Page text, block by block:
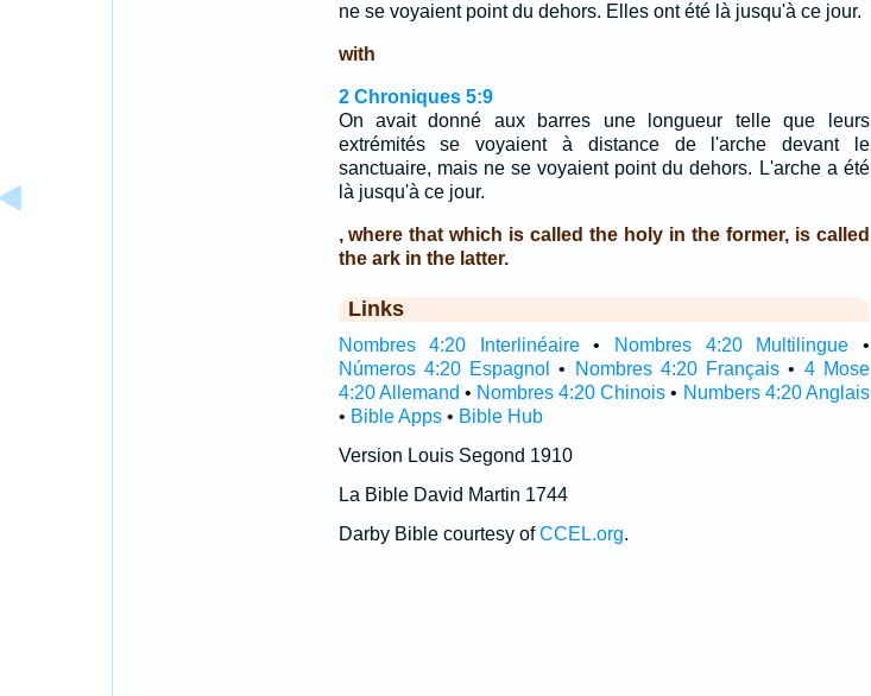
ne se voyaient point du dehors. Elles ont été là jusqu'à ce jour.
with
2 Chroniques 5:9
On avait donné aux barres une longueur telle que leurs
extrémités se voyaient à distance de l'arche devant le
sanctuaire, mais ne se voyaient point du dehors. L'arche a été
là jusqu'à ce jour.
, where that which is called the holy in the former, is called
the ark in the latter.
Links
Nombres 4:20 Interlinéaire• Nombres 4:20 Multilingue •
Números 4:20 Espagnol
• Nombres 4:20 Français • 4 Mose
4:20 Allemand • Nombres 4:20 Chinois • Numbers 4:20 Anglais
• Bible Apps• Bible Hub
Version Louis Segond 1910
La Bible David Martin 1744
Darby Bible courtesy ofCCEL.org.